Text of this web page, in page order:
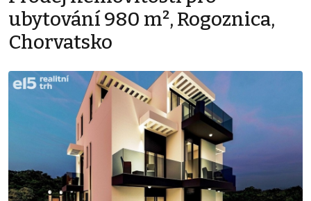
ubytování 980 m², Rogoznica,
Chorvatsko